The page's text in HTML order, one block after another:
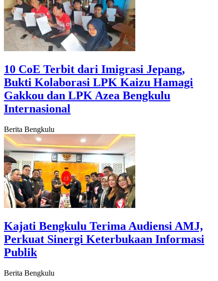
‎10 CoE Terbit dari Imigrasi Jepang,
Bukti Kolaborasi LPK Kaizu Hamagi
Gakkou dan LPK Azea Bengkulu
Internasional
Berita Bengkulu
‎Kajati Bengkulu Terima Audiensi AMJ,
Perkuat Sinergi Keterbukaan Informasi
Publik
Berita Bengkulu